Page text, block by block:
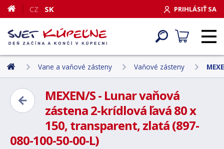
PRIHLÁSIŤ SA
CZ SK
Vane a vaňové zásteny Vaňové zásteny
MEXEN/S - Lunar vaňová
zástena 2-krídlová ľavá 80 x
150, transparent, zlatá (897-
080-100-50-00-L)